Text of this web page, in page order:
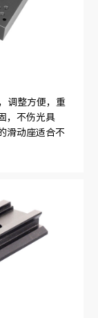
调整方便，重
，不伤光具
滑动座适合不